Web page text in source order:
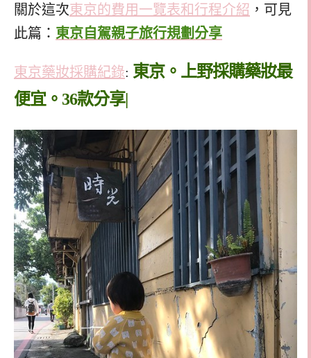
關於這次東京的費用一覽表和行程介紹 ，可見
此篇： 東京自駕親子旅行規劃分享
東京藥妝採購紀錄: 東京。上野採購藥妝最
便宜。36款分享|